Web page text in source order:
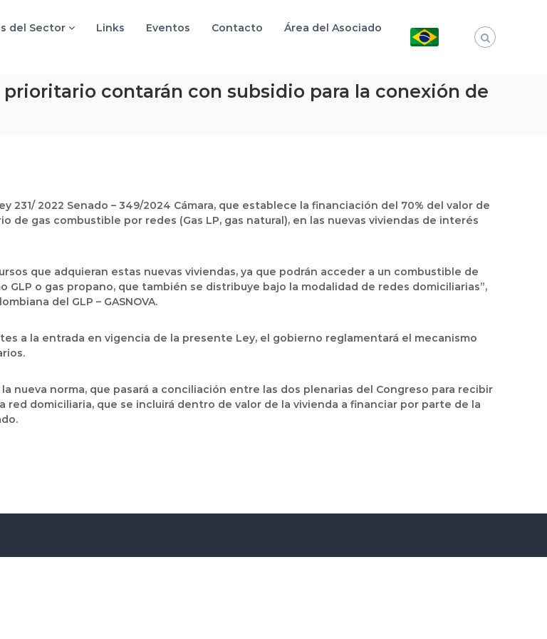
del Sector Links Eventos Contacto Área del Asociado
contarán con subsidio para la conexión de
231/ 2022 Senado – 349/2024 Cámara, que establece la financiación del 70% del valor de
gas combustible por redes (Gas LP, gas natural), en las nuevas viviendas de interés
que adquieran estas nuevas viviendas, ya que podrán acceder a un combustible de
o gas propano, que también se distribuye bajo la modalidad de redes domiciliarias”,
del GLP – GASNOVA.
a la entrada en vigencia de la presente Ley, el gobierno reglamentará el mecanismo
nueva norma, que pasará a conciliación entre las dos plenarias del Congreso para recibir
domiciliaria, que se incluirá dentro de valor de la vivienda a financiar por parte de la